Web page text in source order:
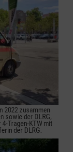
2022 zusammen
sowie der DLRG,
Tragen-KTW mit
der DLRG.